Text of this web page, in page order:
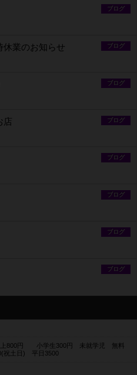
ブログ
ブログ
休業のお知らせ
ブログ
ブログ
店
ブログ
ブログ
ブログ
ブログ
上800円 小学生300円 未就学児 無料
祝土日) 平日3500